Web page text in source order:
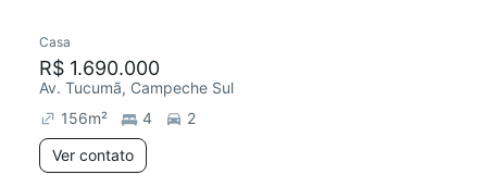
Casa
R$ 1.690.000
Av. Tucumã, Campeche Sul
156m² 4
2
Ver contato